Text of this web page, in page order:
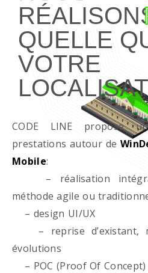
QUELLE
VOTRE
CODE LINE propose
prestations autour de
Mobile:
– réalisation
méthode agile ou
– design UI/UX
– reprise d’existant,
évolutions
– POC (Proof Of Concept)